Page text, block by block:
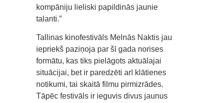
kompāniju lieliski papildinās jaunie
talanti.”
Tallinas kinofestivāls Melnās Naktis jau
iepriekš paziņoja par šī gada norises
formātu, kas tiks pielāgots aktuālajai
situācijai, bet ir paredzēti arī klātienes
notikumi, tai skaitā filmu pirmizrādes.
Tāpēc festivāls ir ieguvis divus jaunus